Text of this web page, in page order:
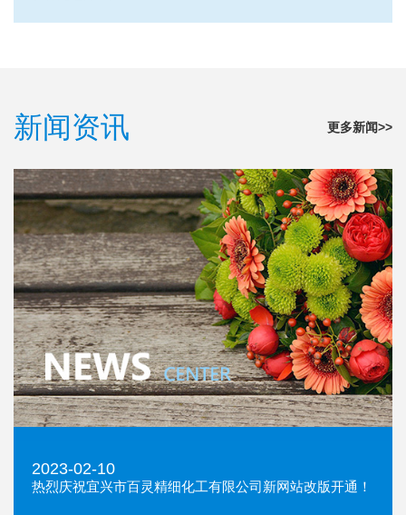
新闻资讯 更多新闻>>
2023-02-10
热烈庆祝宜兴市百灵精细化工有限公司新网站改版开通！